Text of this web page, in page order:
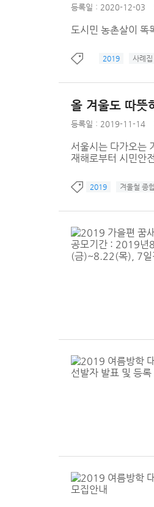
등록일 : 2020-12-03
도시민 농촌살이 똑
2019 사례집
올 겨울도 따뜻
등록일 : 2019-11-14
서울시는 다가오는
재해로부터 시민안
2019 겨울철 종